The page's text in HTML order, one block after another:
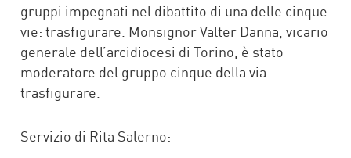
gruppi impegnati nel dibattito di una delle cinque
vie: trasfigurare. Monsignor Valter Danna, vicario
generale dell’arcidiocesi di Torino, è stato
moderatore del gruppo cinque della via
trasfigurare.
Servizio di Rita Salerno: